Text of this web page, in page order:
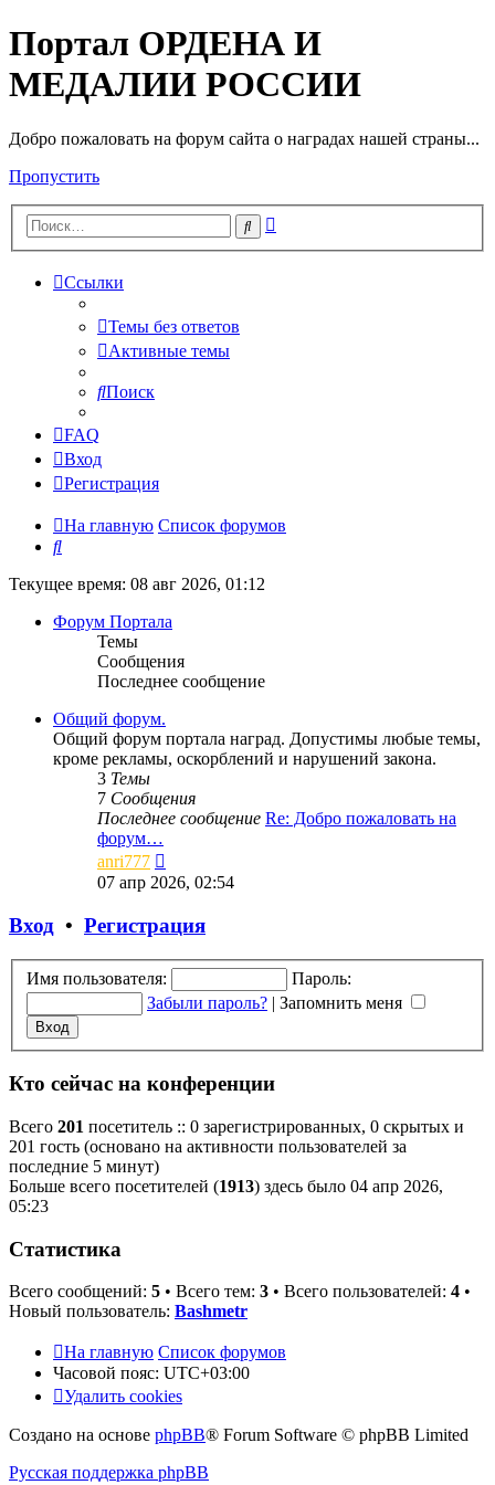
Портал ОРДЕНА И
МЕДАЛИИ РОССИИ
Добро пожаловать на форум сайта о наградах нашей страны...
Пропустить
Поиск
Ссылки
Темы без ответов
Активные темы
Поиск
FAQ
Вход
Регистрация
На главную Список форумов
Поиск
Текущее время: 08 авг 2026, 01:12
Форум Портала
Темы
Сообщения
Последнее сообщение
Общий форум.
Общий форум портала наград. Допустимы любые темы,
кроме рекламы, оскорблений и нарушений закона.
3 Темы
7 Сообщения
Последнее сообщение Re: Добро пожаловать на
форум…
anri777
к
07 апр 2026, 02:54
Вход • Регистрация
Имя пользователя:
Пароль:
Забыли пароль? | Запомнить меня
Кто сейчас на конференции
Всего 201 посетитель :: 0 зарегистрированных, 0 скрытых и
201 гость (основано на активности пользователей за
последние 5 минут)
Больше всего посетителей (1913) здесь было 04 апр 2026,
05:23
Статистика
Всего сообщений: 5 • Всего тем: 3 • Всего пользователей: 4 •
Новый пользователь: Bashmetr
На главную Список форумов
Часовой пояс: UTC+03:00
Удалить cookies
Создано на основе phpBB® Forum Software © phpBB Limited
Русская поддержка phpBB